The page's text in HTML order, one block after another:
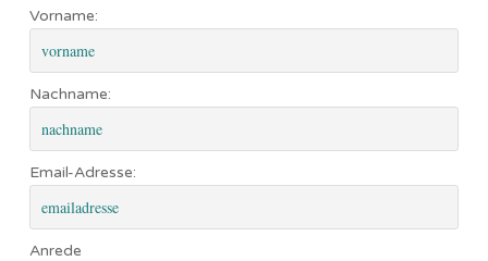
Vorname:
Nachname:
Email-Adresse:
Anrede